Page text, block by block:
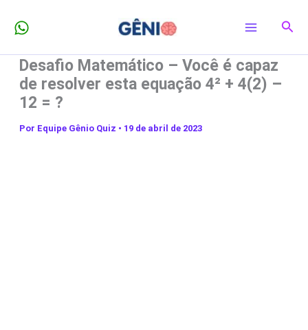
para
conteúdo
Desafio Matemático – Você é capaz
de resolver esta equação 4² + 4(2) –
12 = ?
Por Equipe Gênio Quiz • 19 de abril de 2023